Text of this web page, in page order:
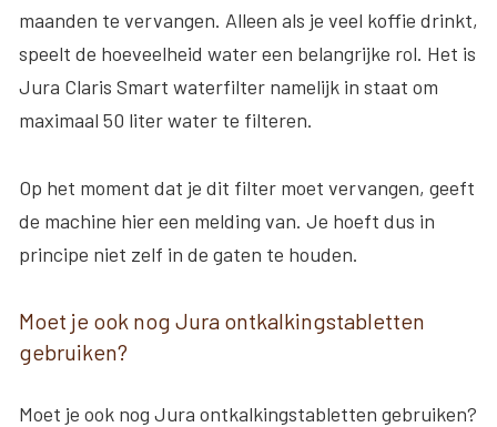
maanden te vervangen. Alleen als je veel koffie drinkt,
speelt de hoeveelheid water een belangrijke rol. Het is
Jura Claris Smart waterfilter namelijk in staat om
maximaal 50 liter water te filteren.
Op het moment dat je dit filter moet vervangen, geeft
de machine hier een melding van. Je hoeft dus in
principe niet zelf in de gaten te houden.
Moet je ook nog Jura ontkalkingstabletten
gebruiken?
Moet je ook nog Jura ontkalkingstabletten gebruiken?